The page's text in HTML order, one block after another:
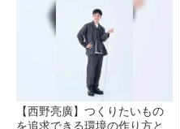
【西野亮廣】つくりたいもの
を追求できる環境の作り方と